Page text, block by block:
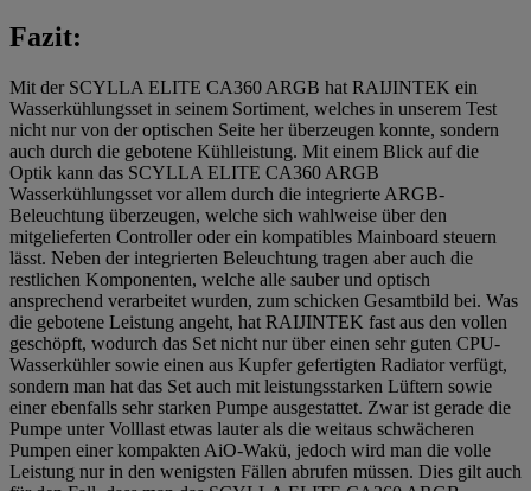
Fazit:
Mit der SCYLLA ELITE CA360 ARGB hat RAIJINTEK ein
Wasserkühlungsset in seinem Sortiment, welches in unserem Test
nicht nur von der optischen Seite her überzeugen konnte, sondern
auch durch die gebotene Kühlleistung. Mit einem Blick auf die
Optik kann das SCYLLA ELITE CA360 ARGB
Wasserkühlungsset vor allem durch die integrierte ARGB-
Beleuchtung überzeugen, welche sich wahlweise über den
mitgelieferten Controller oder ein kompatibles Mainboard steuern
lässt. Neben der integrierten Beleuchtung tragen aber auch die
restlichen Komponenten, welche alle sauber und optisch
ansprechend verarbeitet wurden, zum schicken Gesamtbild bei. Was
die gebotene Leistung angeht, hat RAIJINTEK fast aus den vollen
geschöpft, wodurch das Set nicht nur über einen sehr guten CPU-
Wasserkühler sowie einen aus Kupfer gefertigten Radiator verfügt,
sondern man hat das Set auch mit leistungsstarken Lüftern sowie
einer ebenfalls sehr starken Pumpe ausgestattet. Zwar ist gerade die
Pumpe unter Volllast etwas lauter als die weitaus schwächeren
Pumpen einer kompakten AiO-Wakü, jedoch wird man die volle
Leistung nur in den wenigsten Fällen abrufen müssen. Dies gilt auch